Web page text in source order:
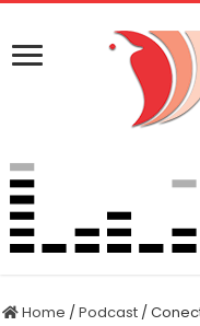
Home /Podcast /